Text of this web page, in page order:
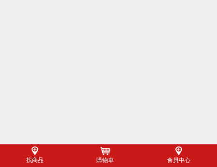
找商品 購物車 會員中心